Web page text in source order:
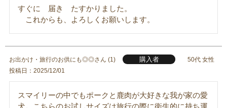
すぐに　届き　たすかりました。
これからも、よろしくお願いします。
お出かけ・旅行のお供にも◎◎ 1 購入者 50代 女性
投稿日
2025/12/01
スマイリーの中でもポークと鹿肉が大好きな我が家の愛